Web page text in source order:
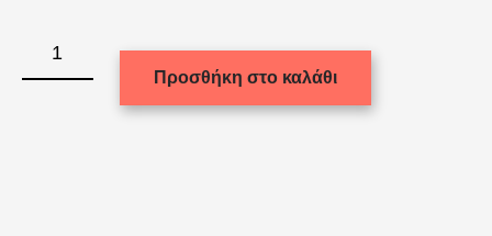
πλαστικό
Προσθήκη στο καλάθι